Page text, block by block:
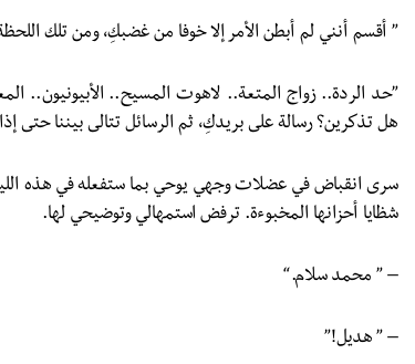
” أقسم أنني لم أبطن الأمر إلا خوفا من غضبكِ، ومن تلك
”حد الردة.. زواج المتعة.. لاهوت المسيح.. الأبيونيون..
هل تذكرين؟ رسالة على بريدكِ، ثم الرسائل تتالى بيننا حتى إذا
سرى انقباض في عضلات وجهي يوحي بما ستفعله في هذه
شظايا أحزانها المخبوءة. ترفض استمهالي وتوضيحي لها.
– ” محمد سلام.“
– ” هديل!”